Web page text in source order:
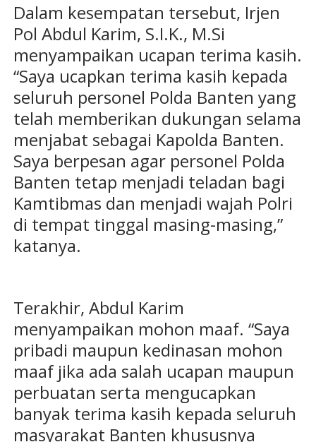
Dalam kesempatan tersebut, Irjen
Pol Abdul Karim, S.I.K., M.Si
menyampaikan ucapan terima kasih.
“Saya ucapkan terima kasih kepada
seluruh personel Polda Banten yang
telah memberikan dukungan selama
menjabat sebagai Kapolda Banten.
Saya berpesan agar personel Polda
Banten tetap menjadi teladan bagi
Kamtibmas dan menjadi wajah Polri
di tempat tinggal masing-masing,”
katanya.
Terakhir, Abdul Karim
menyampaikan mohon maaf. “Saya
pribadi maupun kedinasan mohon
maaf jika ada salah ucapan maupun
perbuatan serta mengucapkan
banyak terima kasih kepada seluruh
masyarakat Banten khususnya